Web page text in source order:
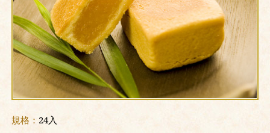
規格： 24入